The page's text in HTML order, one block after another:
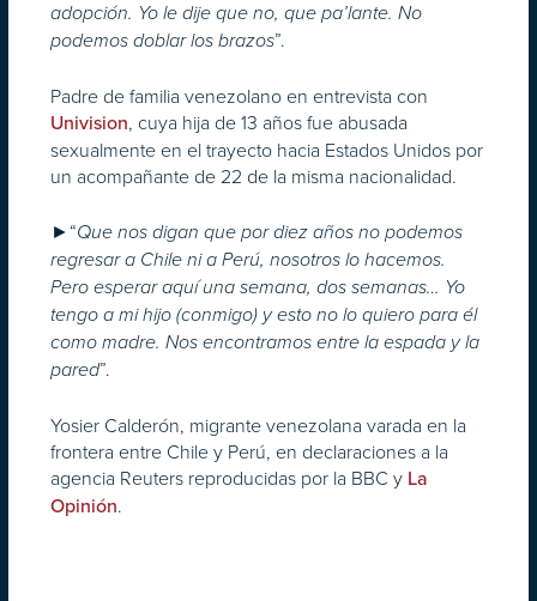
adopción. Yo le dije que no, que pa’lante. No
podemos doblar los brazos”.
Padre de familia venezolano en entrevista con
Univision, cuya hija de 13 años fue abusada
sexualmente en el trayecto hacia Estados Unidos por
un acompañante de 22 de la misma nacionalidad.
►“Que nos digan que por diez años no podemos
regresar a Chile ni a Perú, nosotros lo hacemos.
Pero esperar aquí una semana, dos semanas… Yo
tengo a mi hijo (conmigo) y esto no lo quiero para él
como madre. Nos encontramos entre la espada y la
pared”.
Yosier Calderón, migrante venezolana varada en la
frontera entre Chile y Perú, en declaraciones a la
agencia Reuters reproducidas por la BBC y La
Opinión.